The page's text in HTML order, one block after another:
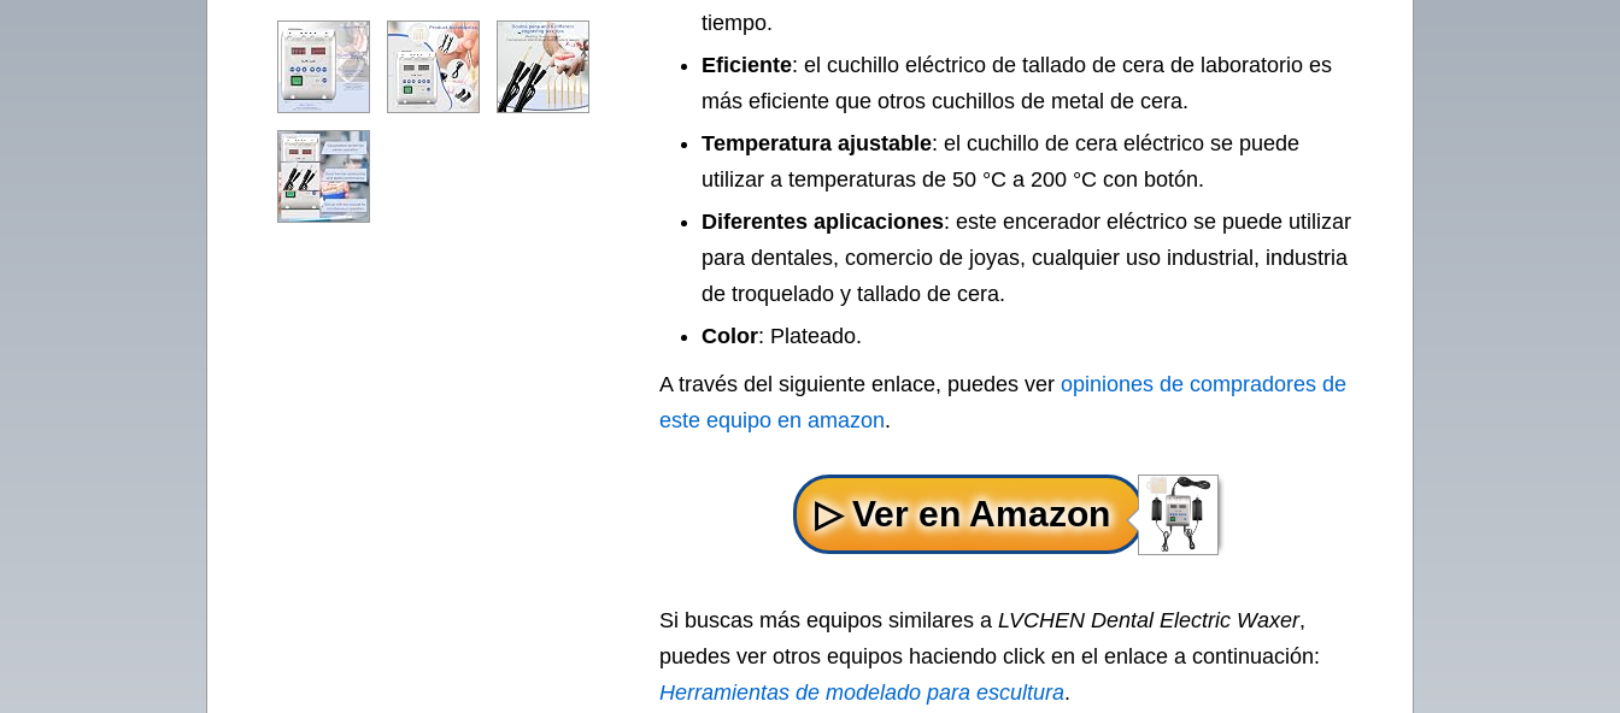
tiempo.
Eficiente: el cuchillo eléctrico de tallado de cera de laboratorio es
más eficiente que otros cuchillos de metal de cera.
Temperatura ajustable: el cuchillo de cera eléctrico se puede
utilizar a temperaturas de 50 °C a 200 °C con botón.
Diferentes aplicaciones: este encerador eléctrico se puede utilizar
para dentales, comercio de joyas, cualquier uso industrial, industria
de troquelado y tallado de cera.
Color: Plateado.
A través del siguiente enlace, puedes ver opiniones de compradores de
este equipo en amazon.
Si buscas más equipos similares a LVCHEN Dental Electric Waxer,
puedes ver otros equipos haciendo click en el enlace a continuación:
Herramientas de modelado para escultura.